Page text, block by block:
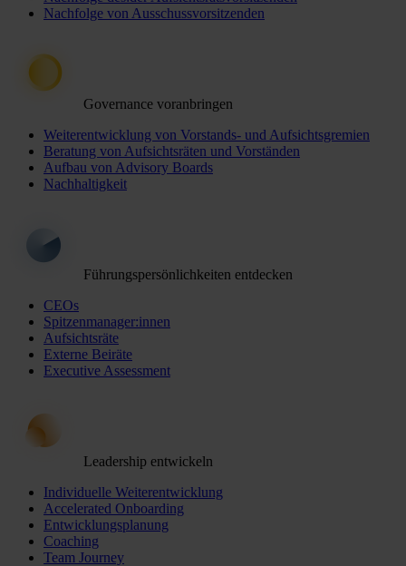
Nachfolge von Ausschussvorsitzenden
Governance voranbringen
Weiterentwicklung von Vorstands- und Aufsichtsgremien
Beratung von Aufsichtsräten und Vorständen
Aufbau von Advisory Boards
Nachhaltigkeit
Führungspersönlichkeiten entdecken
CEOs
Spitzenmanager:innen
Aufsichtsräte
Externe Beiräte
Executive Assessment
Leadership entwickeln
Individuelle Weiterentwicklung
Accelerated Onboarding
Entwicklungsplanung
Coaching
Team Journey